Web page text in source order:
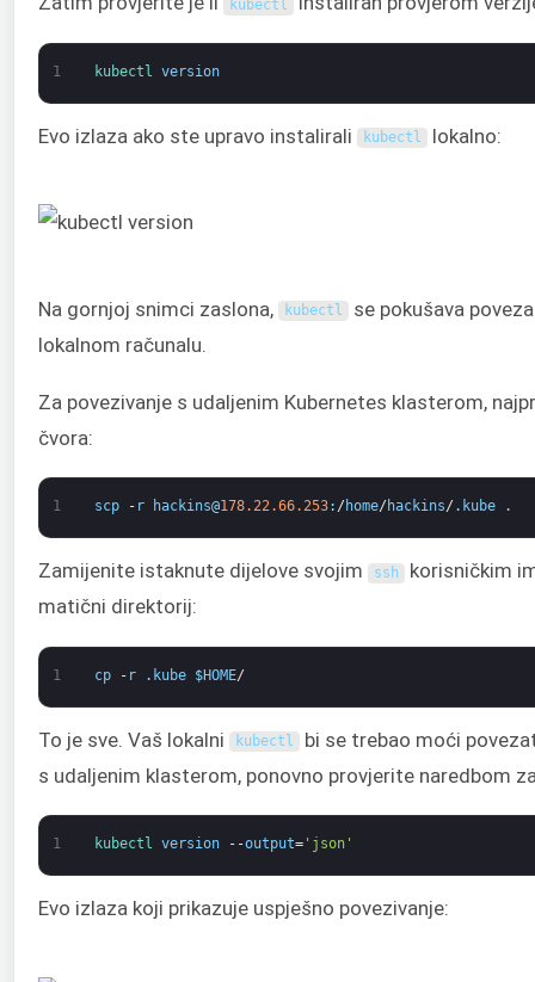
kubectl
1 kubectl version
Evo izlaza ako ste upravo instalirali kubectl lokalno:
Na gornjoj snimci zaslona, kubectl se pokušava
lokalnom računalu.
Za povezivanje s udaljenim Kubernetes klasterom,
čvora:
1 scp - r hackins@178.22.66.253: / home/ hackins/ . kube .
Zamijenite istaknute dijelove svojim ssh korisničkim
matični direktorij:
1 cp - r . kube $HOME/
To je sve. Vaš lokalni kubectl bi se trebao moći
s udaljenim klasterom, ponovno provjerite naredbom
1 kubectl version --output='json'
Evo izlaza koji prikazuje uspješno povezivanje: